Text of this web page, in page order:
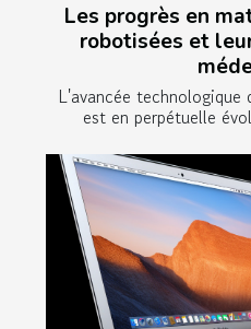
Les progrès en
robotisées et
L'avancée
est en perpétuelle